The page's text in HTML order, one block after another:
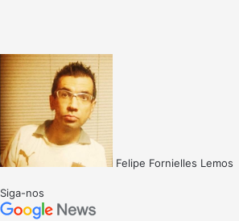
Felipe Fornielles Lemos
Siga-nos